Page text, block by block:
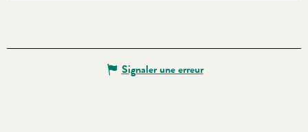
Signaler une erreur